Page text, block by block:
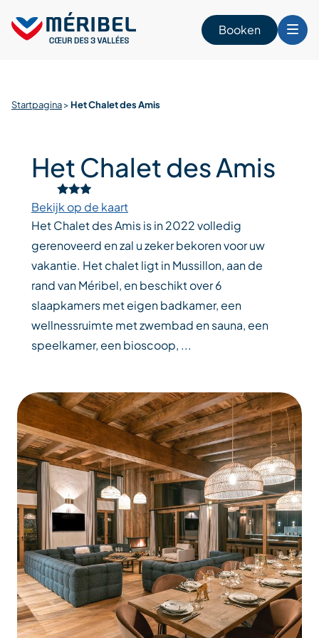
content
Booken
Startpagina> Het Chalet des Amis
Het Chalet des Amis
Bekijk op de kaart
Het Chalet des Amis is in 2022 volledig
gerenoveerd en zal u zeker bekoren voor uw
vakantie. Het chalet ligt in Mussillon, aan de
rand van Méribel, en beschikt over 6
slaapkamers met eigen badkamer, een
wellnessruimte met zwembad en sauna, een
speelkamer, een bioscoop, ...